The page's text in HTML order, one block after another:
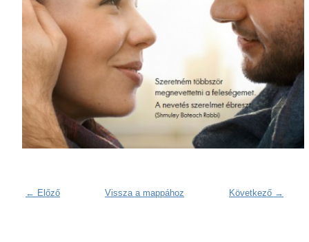
← Előző Következő →
Vissza a mappához